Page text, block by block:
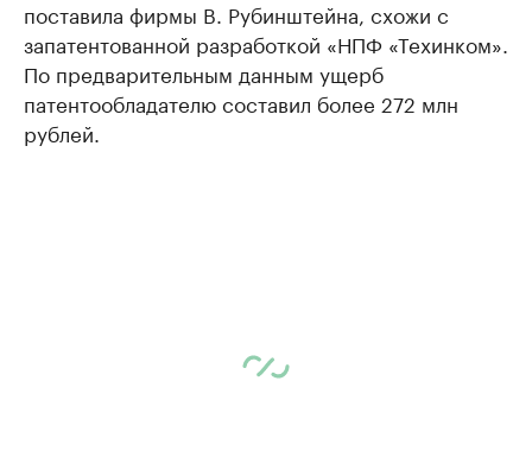
поставила фирмы В. Рубинштейна, схожи с
запатентованной разработкой «НПФ «Техинком».
По предварительным данным ущерб
патентообладателю составил более 272 млн
рублей.